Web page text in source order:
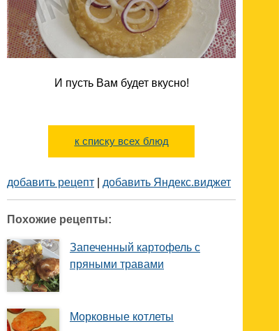
И пусть Вам будет вкусно!
к списку всех блюд
добавить рецепт добавить Яндекс.виджет
Похожие рецепты:
Запеченный картофель с
пряными травами
Морковные котлеты